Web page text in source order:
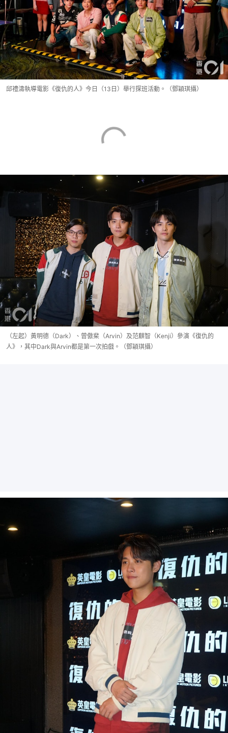
邱禮濤執導電影《復仇的人》今日（13日）舉行探班活動。（鄧穎琪攝）
（左起）黃明德（Dark）、曾傲棐（Arvin）及范麒智（Kenji）參演《復仇的
人》，其中Dark與Arvin都是第一次拍戲。（鄧穎琪攝）